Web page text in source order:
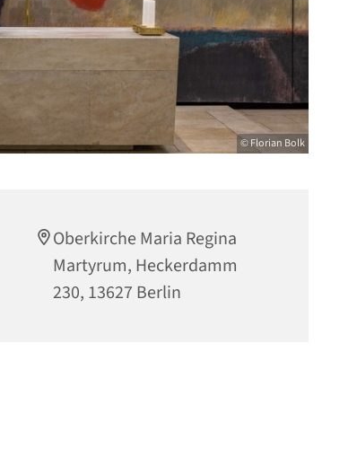
© Florian Bolk
Oberkirche Maria Regina
Martyrum, Heckerdamm
230, 13627 Berlin